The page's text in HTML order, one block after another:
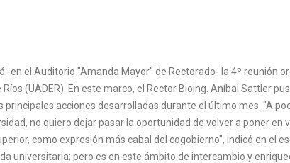
-en el Auditorio "Amanda Mayor" de Rectorado- la 4º reunión
(UADER). En este marco, el Rector Bioing. Aníbal Sattler
acciones desarrolladas durante el último mes. "A
no quiero dejar pasar la oportunidad de volver a poner en
como expresión más cabal del cogobierno", indicó en el
universitaria; pero es en este ámbito de intercambio y